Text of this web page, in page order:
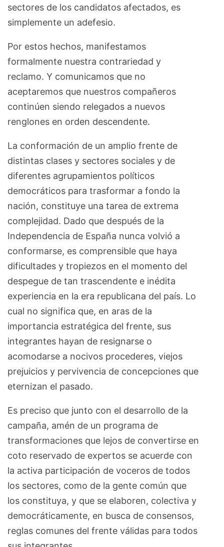
sectores de los candidatos afectados, es
simplemente un adefesio.
Por estos hechos, manifestamos
formalmente nuestra contrariedad y
reclamo. Y comunicamos que no
aceptaremos que nuestros compañeros
continúen siendo relegados a nuevos
renglones en orden descendente.
La conformación de un amplio frente de
distintas clases y sectores sociales y de
diferentes agrupamientos políticos
democráticos para trasformar a fondo la
nación, constituye una tarea de extrema
complejidad. Dado que después de la
Independencia de España nunca volvió a
conformarse, es comprensible que haya
dificultades y tropiezos en el momento del
despegue de tan trascendente e inédita
experiencia en la era republicana del país. Lo
cual no significa que, en aras de la
importancia estratégica del frente, sus
integrantes hayan de resignarse o
acomodarse a nocivos procederes, viejos
prejuicios y pervivencia de concepciones que
eternizan el pasado.
Es preciso que junto con el desarrollo de la
campaña, amén de un programa de
transformaciones que lejos de convertirse en
coto reservado de expertos se acuerde con
la activa participación de voceros de todos
los sectores, como de la gente común que
los constituya, y que se elaboren, colectiva y
democráticamente, en busca de consensos,
reglas comunes del frente válidas para todos